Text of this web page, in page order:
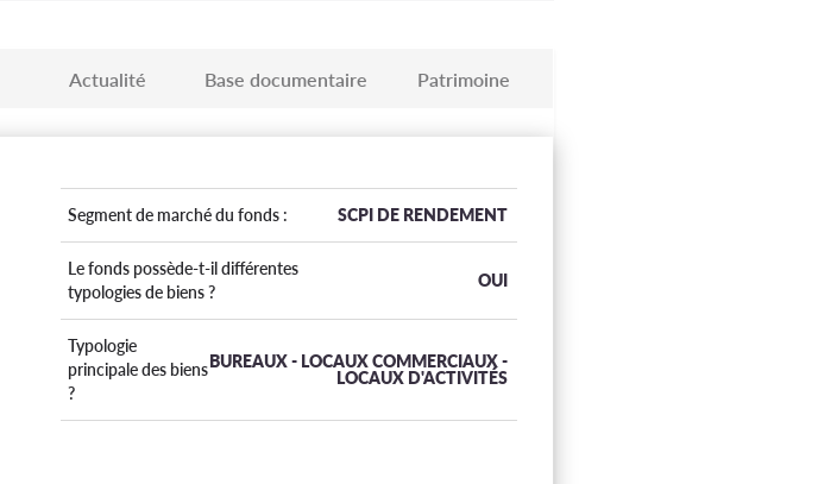
Actualité Base documentaire Patrimoine
Segment de marché du fonds : SCPI DE RENDEMENT
Le fonds possède-t-il différentes
typologies de biens ?
OUI
Typologie
principale des biens
?
BUREAUX - LOCAUX COMMERCIAUX -
LOCAUX D'ACTIVITÉS